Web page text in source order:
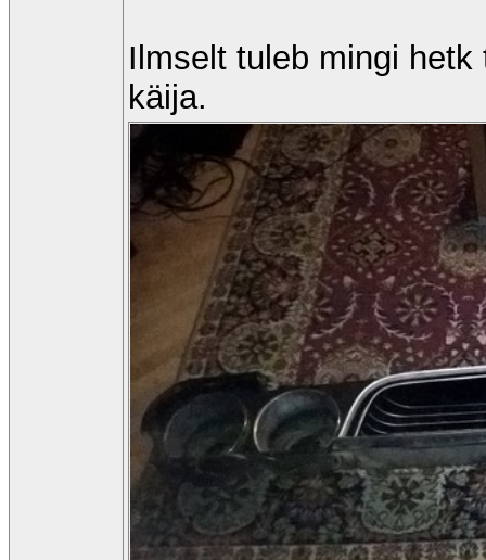
Ilmselt tuleb mingi
käija.